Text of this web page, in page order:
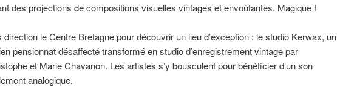
des projections de compositions visuelles vintages et envoûtantes. Magique !
direction le Centre Bretagne pour découvrir un lieu d’exception : le studio Kerwax, un
pensionnat désaffecté transformé en studio d’enregistrement vintage par
et Marie Chavanon. Les artistes s’y bousculent pour bénéficier d’un son
analogique.